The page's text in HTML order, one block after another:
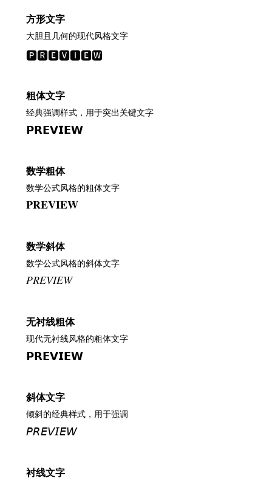
方形文字
大胆且几何的现代风格文字
🅿🆁🅴🆅🅸🅴🆆
粗体文字
经典强调样式，用于突出关键文字
𝗣𝗥𝗘𝗩𝗜𝗘𝗪
数学粗体
数学公式风格的粗体文字
𝐏𝐑𝐄𝐕𝐈𝐄𝐖
数学斜体
数学公式风格的斜体文字
𝑃𝑅𝐸𝑉𝐼𝐸𝑊
无衬线粗体
现代无衬线风格的粗体文字
𝗣𝗥𝗘𝗩𝗜𝗘𝗪
斜体文字
倾斜的经典样式，用于强调
𝘗𝘙𝘌𝘝𝘐𝘌𝘞
衬线文字